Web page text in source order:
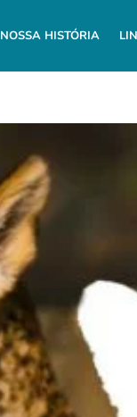
NOSSA HISTÓRIA